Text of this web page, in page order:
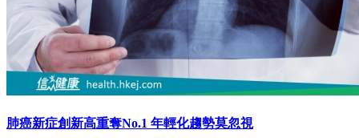
肺癌新症創新高重奪No.1 年輕化趨勢莫忽視